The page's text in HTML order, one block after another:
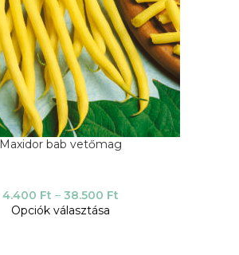
Maxidor bab vetőmag
4.400 Ft – 38.500 Ft
Opciók választása